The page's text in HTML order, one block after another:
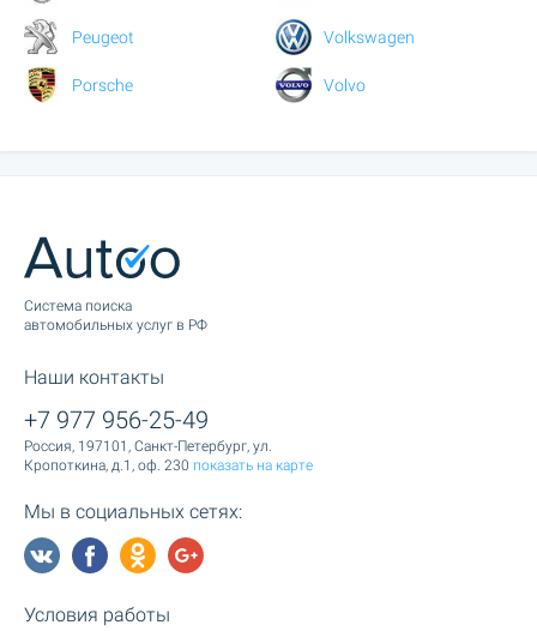
Peugeot
Porsche
Volkswagen
Volvo
Cистема поиска
автомобильных услуг в РФ
Наши контакты
+7 977 956-25-49
Россия, 197101, Санкт-Петербург, ул.
Кропоткина, д.1, оф. 230 показать на карте
Мы в социальных сетях:
Условия работы